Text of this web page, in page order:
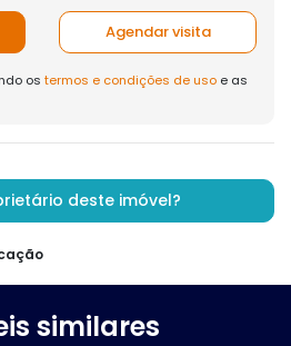
Agendar visita
os termos e condições de uso e as
deste imóvel?
similares